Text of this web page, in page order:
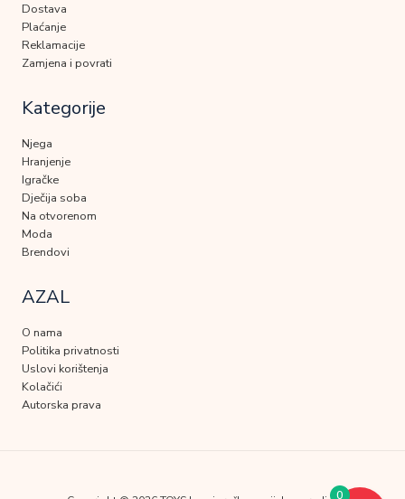
Dostava
Plaćanje
Reklamacije
Zamjena i povrati
Kategorije
Njega
Hranjenje
Igračke
Dječija soba
Na otvorenom
Moda
Brendovi
AZAL
O nama
Politika privatnosti
Uslovi korištenja
Kolačići
Autorska prava
0